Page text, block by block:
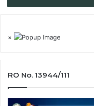
×
RO No. 13944/111